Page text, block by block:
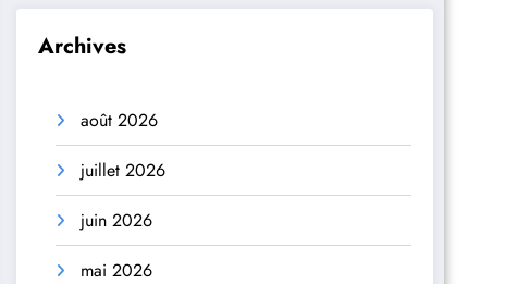
Archives
août 2026
juillet 2026
juin 2026
mai 2026